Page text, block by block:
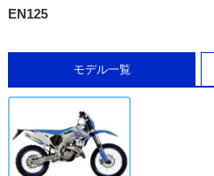
EN125
モデル一覧